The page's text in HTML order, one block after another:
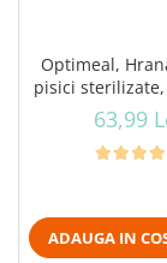
Optimeal,
pisici
afine in jeleu,
63,99
ADAUGA IN